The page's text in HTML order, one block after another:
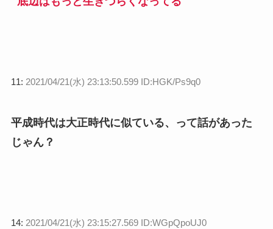
11: 2021/04/21(水) 23:13:50.599 ID:HGK/Ps9q0
平成時代は大正時代に似ている、って話があった
じゃん？
14: 2021/04/21(水) 23:15:27.569 ID:WGpQpoUJ0